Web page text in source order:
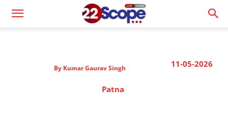
11-05-2026
By Kumar Gaurav Singh
Patna